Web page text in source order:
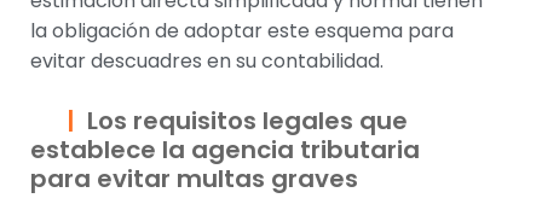
la obligación de adoptar este esquema para
evitar descuadres en su contabilidad.
Los requisitos legales que
establece la agencia tributaria
para evitar multas graves